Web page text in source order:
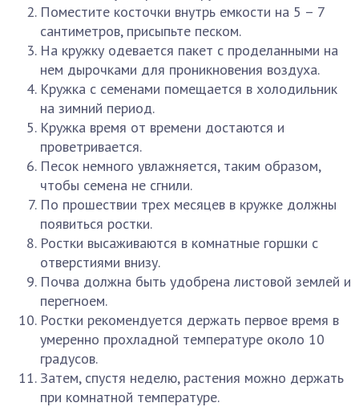
Поместите косточки внутрь емкости на 5 – 7
сантиметров, присыпьте песком.
На кружку одевается пакет с проделанными на
нем дырочками для проникновения воздуха.
Кружка с семенами помещается в холодильник
на зимний период.
Кружка время от времени достаются и
проветривается.
Песок немного увлажняется, таким образом,
чтобы семена не сгнили.
По прошествии трех месяцев в кружке должны
появиться ростки.
Ростки высаживаются в комнатные горшки с
отверстиями внизу.
Почва должна быть удобрена листовой землей и
перегноем.
Ростки рекомендуется держать первое время в
умеренно прохладной температуре около 10
градусов.
Затем, спустя неделю, растения можно держать
при комнатной температуре.